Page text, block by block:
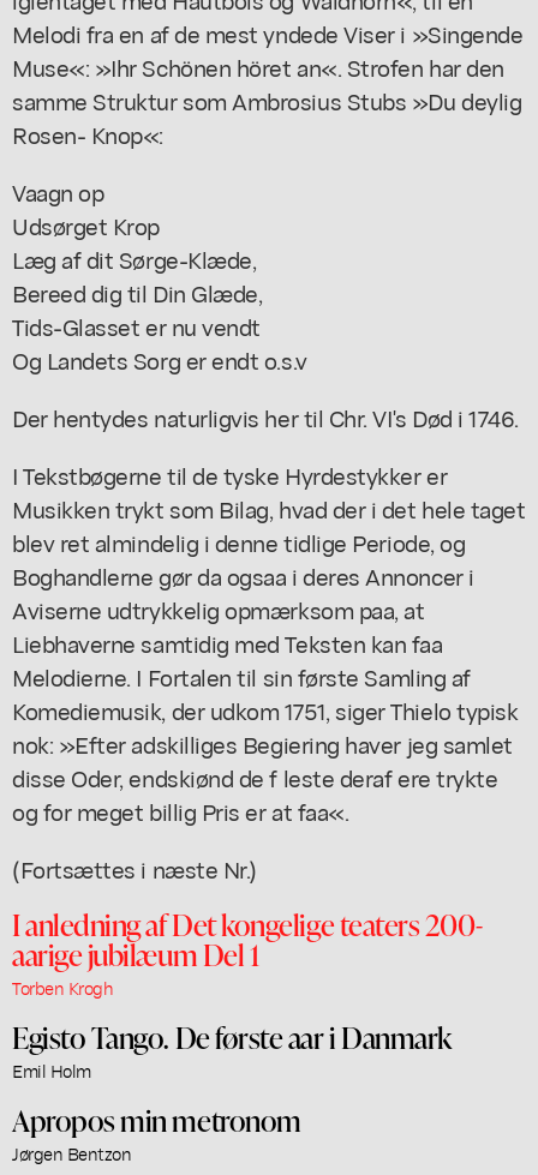
Melodi fra en af de mest yndede Viser i »Singende
Muse«: »Ihr Schönen höret an«. Strofen har den
samme Struktur som Ambrosius Stubs »Du deylig
Rosen- Knop«:
Vaagn op
Udsørget Krop
Læg af dit Sørge-Klæde,
Bereed dig til Din Glæde,
Tids-Glasset er nu vendt
Og Landets Sorg er endt o.s.v
Der hentydes naturligvis her til Chr. VI's Død i 1746.
I Tekstbøgerne til de tyske Hyrdestykker er
Musikken trykt som Bilag, hvad der i det hele taget
blev ret almindelig i denne tidlige Periode, og
Boghandlerne gør da ogsaa i deres Annoncer i
Aviserne udtrykkelig opmærksom paa, at
Liebhaverne samtidig med Teksten kan faa
Melodierne. I Fortalen til sin første Samling af
Komediemusik, der udkom 1751, siger Thielo typisk
nok: »Efter adskilliges Begiering haver jeg samlet
disse Oder, endskiønd de f leste deraf ere trykte
og for meget billig Pris er at faa«.
(Fortsættes i næste Nr.)
I anledning af Det kongelige teaters 200-
aarige jubilæum Del 1
Torben Krogh
Egisto Tango. De første aar i Danmark
Emil Holm
Apropos min metronom
Jørgen Bentzon